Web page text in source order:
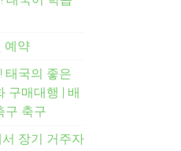
예약
태국의 좋은
구매대행 | 배
구 축구
장기 거주자